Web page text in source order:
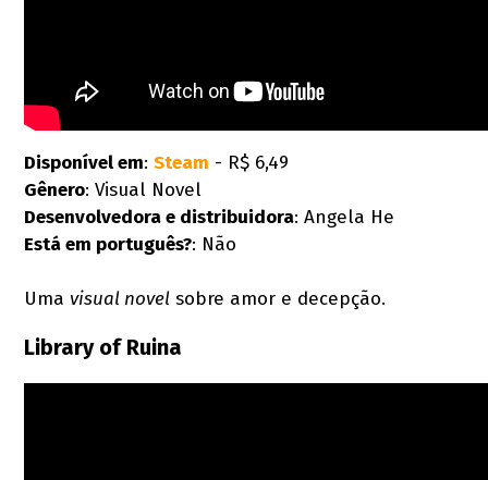
Disponível em:Steam - R$ 6,49
Gênero: Visual Novel
Desenvolvedora e distribuidora: Angela He
Está em português?: Não
Umavisual novel sobre amor e decepção.
Library of Ruina